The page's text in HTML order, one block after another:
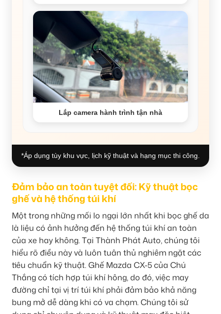
Lắp camera hành trình tận nhà
*Áp dụng tùy khu vực, lịch kỹ thuật và hạng mục thi công.
Đảm bảo an toàn tuyệt đối: Kỹ thuật bọc
ghế và hệ thống túi khí
Một trong những mối lo ngại lớn nhất khi bọc ghế da
là liệu có ảnh hưởng đến hệ thống túi khí an toàn
của xe hay không. Tại Thành Phát Auto, chúng tôi
hiểu rõ điều này và luôn tuân thủ nghiêm ngặt các
tiêu chuẩn kỹ thuật. Ghế Mazda CX-5 của Chú
Thắng có tích hợp túi khí hông, do đó, việc may
đường chỉ tại vị trí túi khí phải đảm bảo khả năng
bung mở dễ dàng khi có va chạm. Chúng tôi sử